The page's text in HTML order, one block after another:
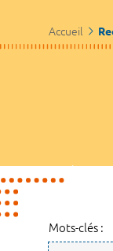
Accueil
Mots-clés :